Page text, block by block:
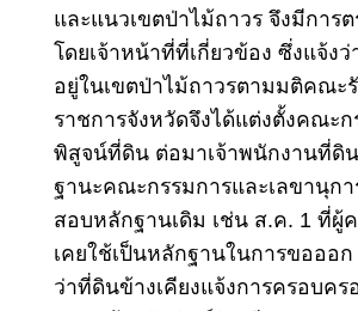
และแนวเขตป่าไม้ถาวร จึงมีการ
โดยเจ้าหน้าที่ที่เกี่ยวข้อง ซึ่งแจ้ง
อยู่ในเขตป่าไม้ถาวรตามมติคณะ
ราชการจังหวัดจึงได้แต่งตั้งคณะก
พิสูจน์ที่ดิน ต่อมาเจ้าพนักงานที่ดิ
ฐานะคณะกรรมการและเลขานุกา
สอบหลักฐานเดิม เช่น ส.ค. 1 ที่ผู้
เคยใช้เป็นหลักฐานในการขอออ
ว่าที่ดินข้างเคียงแจ้งการครอบคร